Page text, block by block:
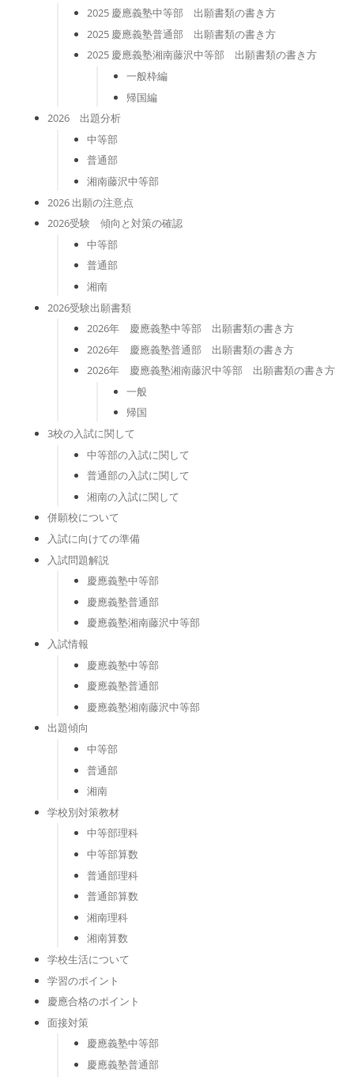
2025 慶應義塾中等部 出願書類の書き方
2025 慶應義塾普通部 出願書類の書き方
2025 慶應義塾湘南藤沢中等部 出願書類の書き方
一般枠編
帰国編
2026 出題分析
中等部
普通部
湘南藤沢中等部
2026 出願の注意点
2026受験 傾向と対策の確認
中等部
普通部
湘南
2026受験出願書類
2026年 慶應義塾中等部 出願書類の書き方
2026年 慶應義塾普通部 出願書類の書き方
2026年 慶應義塾湘南藤沢中等部 出願書類の書き方
一般
帰国
3校の入試に関して
中等部の入試に関して
普通部の入試に関して
湘南の入試に関して
併願校について
入試に向けての準備
入試問題解説
慶應義塾中等部
慶應義塾普通部
慶應義塾湘南藤沢中等部
入試情報
慶應義塾中等部
慶應義塾普通部
慶應義塾湘南藤沢中等部
出題傾向
中等部
普通部
湘南
学校別対策教材
中等部理科
中等部算数
普通部理科
普通部算数
湘南理科
湘南算数
学校生活について
学習のポイント
慶應合格のポイント
面接対策
慶應義塾中等部
慶應義塾普通部